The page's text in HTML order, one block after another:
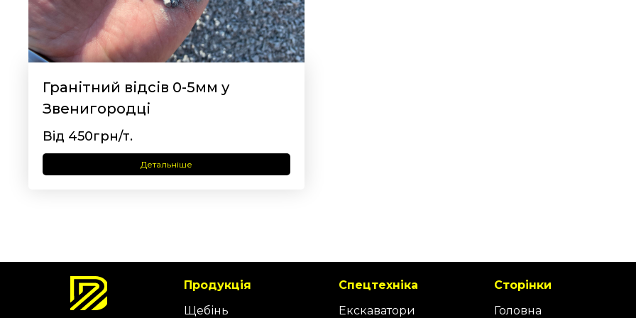
Гранітний відсів 0-5мм у
Звенигородці
Від 450грн/т.
Детальніше
Продукція
Щебінь
Спецтехніка
Екскаватори
Сторінки
Головна